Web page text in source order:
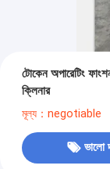
টোকেন অপারেটিং
ক্লিনার
মূল্য：negotiable
ভালো